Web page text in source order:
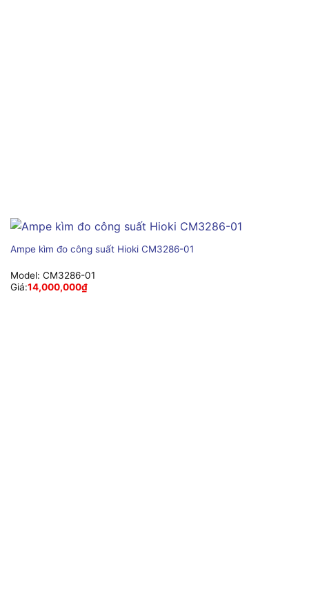
Ampe kìm đo công suất Hioki CM3286-01
Model: CM3286-01
Giá:14,000,000₫